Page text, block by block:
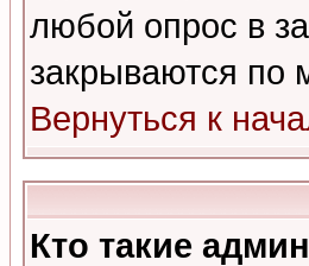
любой опрос в
закрываются по
Вернуться к
Кто такие